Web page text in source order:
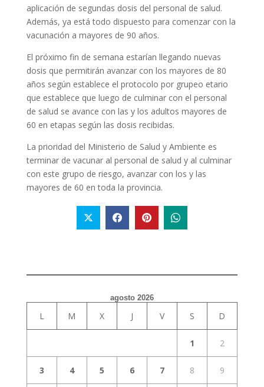
aplicación de segundas dosis del personal de salud.
Además, ya está todo dispuesto para comenzar con la
vacunación a mayores de 90 años.
El próximo fin de semana estarían llegando nuevas
dosis que permitirán avanzar con los mayores de 80
años según establece el protocolo por grupeo etario
que establece que luego de culminar con el personal
de salud se avance con las y los adultos mayores de
60 en etapas según las dosis recibidas.
La prioridad del Ministerio de Salud y Ambiente es
terminar de vacunar al personal de salud y al culminar
con este grupo de riesgo, avanzar con los y las
mayores de 60 en toda la provincia.
agosto 2026
L M X J V S D
1 2
3 4 5 6 7 8 9